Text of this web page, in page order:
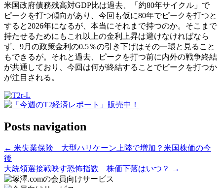
米国政府債務残高対GDP比は過去、「約80年サイクル」で
ピークを打つ傾向があり、今回も仮に80年でピークを打つと
すると2026年になるが、本当にそれまで持つのか。そこまで
持たせるためにもこれ以上の金利上昇は避けなければなら
ず、9月の政策金利の0.5％の引き下げはその一環と見ること
もできるが。それと過去、ピークを打つ前に内外の戦争終結
が共通しており、今回は何が終結することでビークを打つか
が注目される。
Posts navigation
← 米失業保険 大型ハリケーン上陸で増加？米国株価の今
後
大統領選接戦映す恐怖指数 株価下落はいつ？ →